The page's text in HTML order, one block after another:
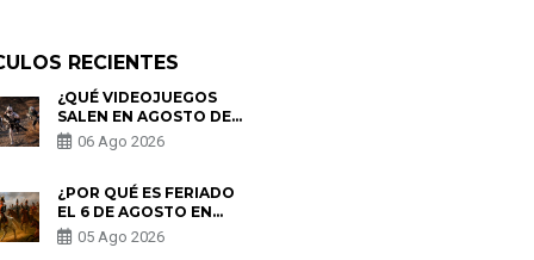
RECIENTES
¿QUÉ VIDEOJUEGOS
SALEN EN AGOSTO DE
2026? ESTOS SON LOS
ESTRENOS MÁS
06 Ago 2026
¿POR QUÉ ES FERIADO
EL 6 DE AGOSTO EN
PERÚ? ESTA ES LA
HISTORIA
05 Ago 2026